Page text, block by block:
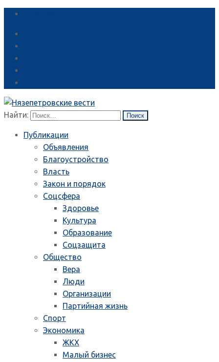
Найти:
Публикации
Объявления
Благоустройство
Власть
Закон и порядок
Соцсфера
Здоровье
Культура
Образование
Соцзащита
Общество
Вера
Люди
Организации
Партийная жизнь
Спорт
Экономика
ЖКХ
Малый бизнес